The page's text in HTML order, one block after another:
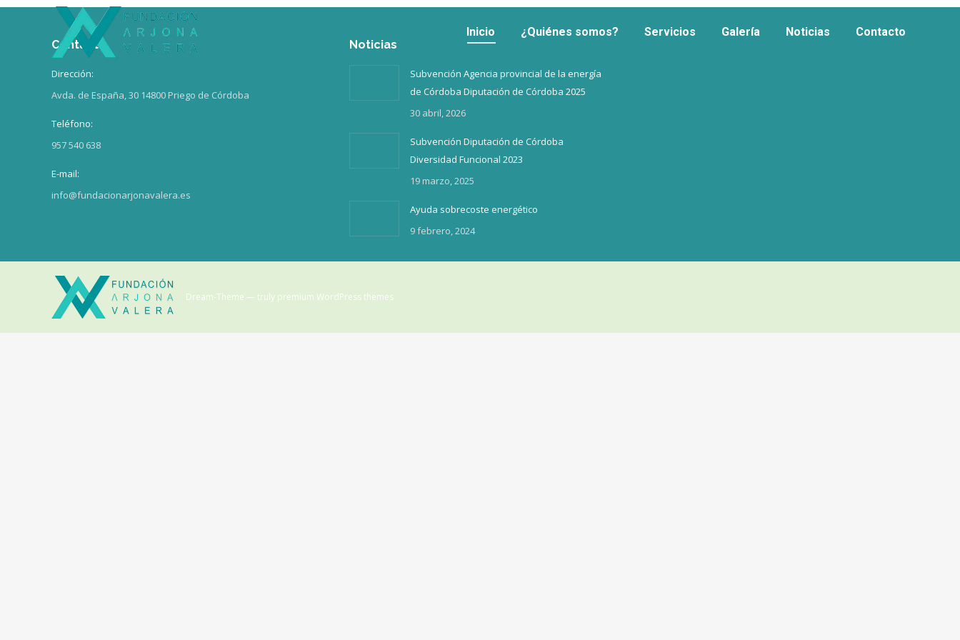
Inicio ¿Quiénes somos? Servicios Galería Noticias
Contacto
Contacto
Dirección:
Avda. de España, 30 14800 Priego de Córdoba
Teléfono:
957 540 638
E-mail:
info@fundacionarjonavalera.es
Noticias
Subvención Agencia provincial de la energía
de Córdoba Diputación de Córdoba 2025
30 abril, 2026
Subvención Diputación de Córdoba
Diversidad Funcional 2023
19 marzo, 2025
Ayuda sobrecoste energético
9 febrero, 2024
Dream-Theme — truly premium WordPress themes